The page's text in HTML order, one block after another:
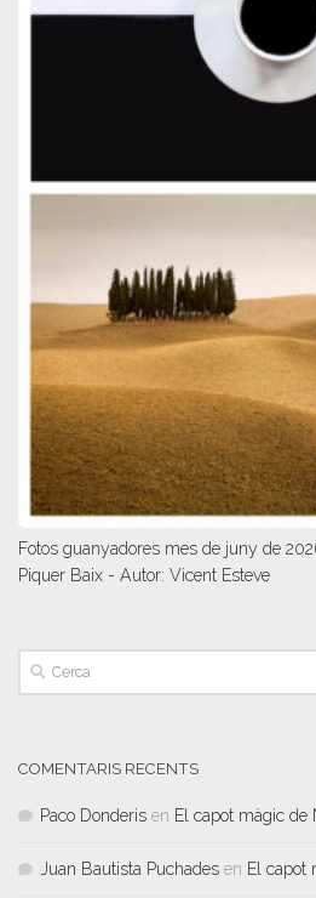
Fotos guanyadores mes de juny de
Piquer Baix - Autor: Vicent Esteve
COMENTARIS RECENTS
Paco Donderis en El capot màgic de
Juan Bautista Puchades en El capot